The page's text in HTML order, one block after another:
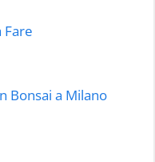
Fare
Bonsai a Milano